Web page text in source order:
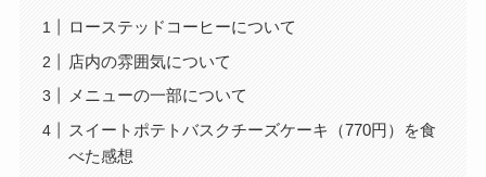
ローステッドコーヒーについて
店内の雰囲気について
メニューの一部について
スイートポテトバスクチーズケーキ（770円）を食
べた感想